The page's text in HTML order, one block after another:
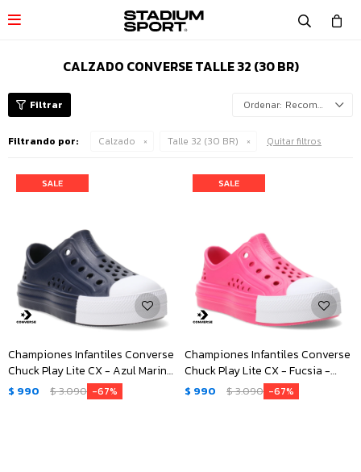

CALZADO CONVERSE TALLE 32 (30 BR)
Recomendados
Filtrando por: Calzado Talle 32 (30 BR) Quitar filtros
Championes Infantiles Converse
Chuck Play Lite CX - Azul Marino
- Blanco
$ 990 $3.090 67
Championes Infantiles Converse
Chuck Play Lite CX - Fucsia -
Blanco
$ 990 $3.090 67